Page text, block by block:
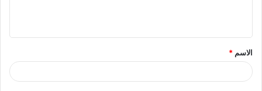
ق
*
الاسم *